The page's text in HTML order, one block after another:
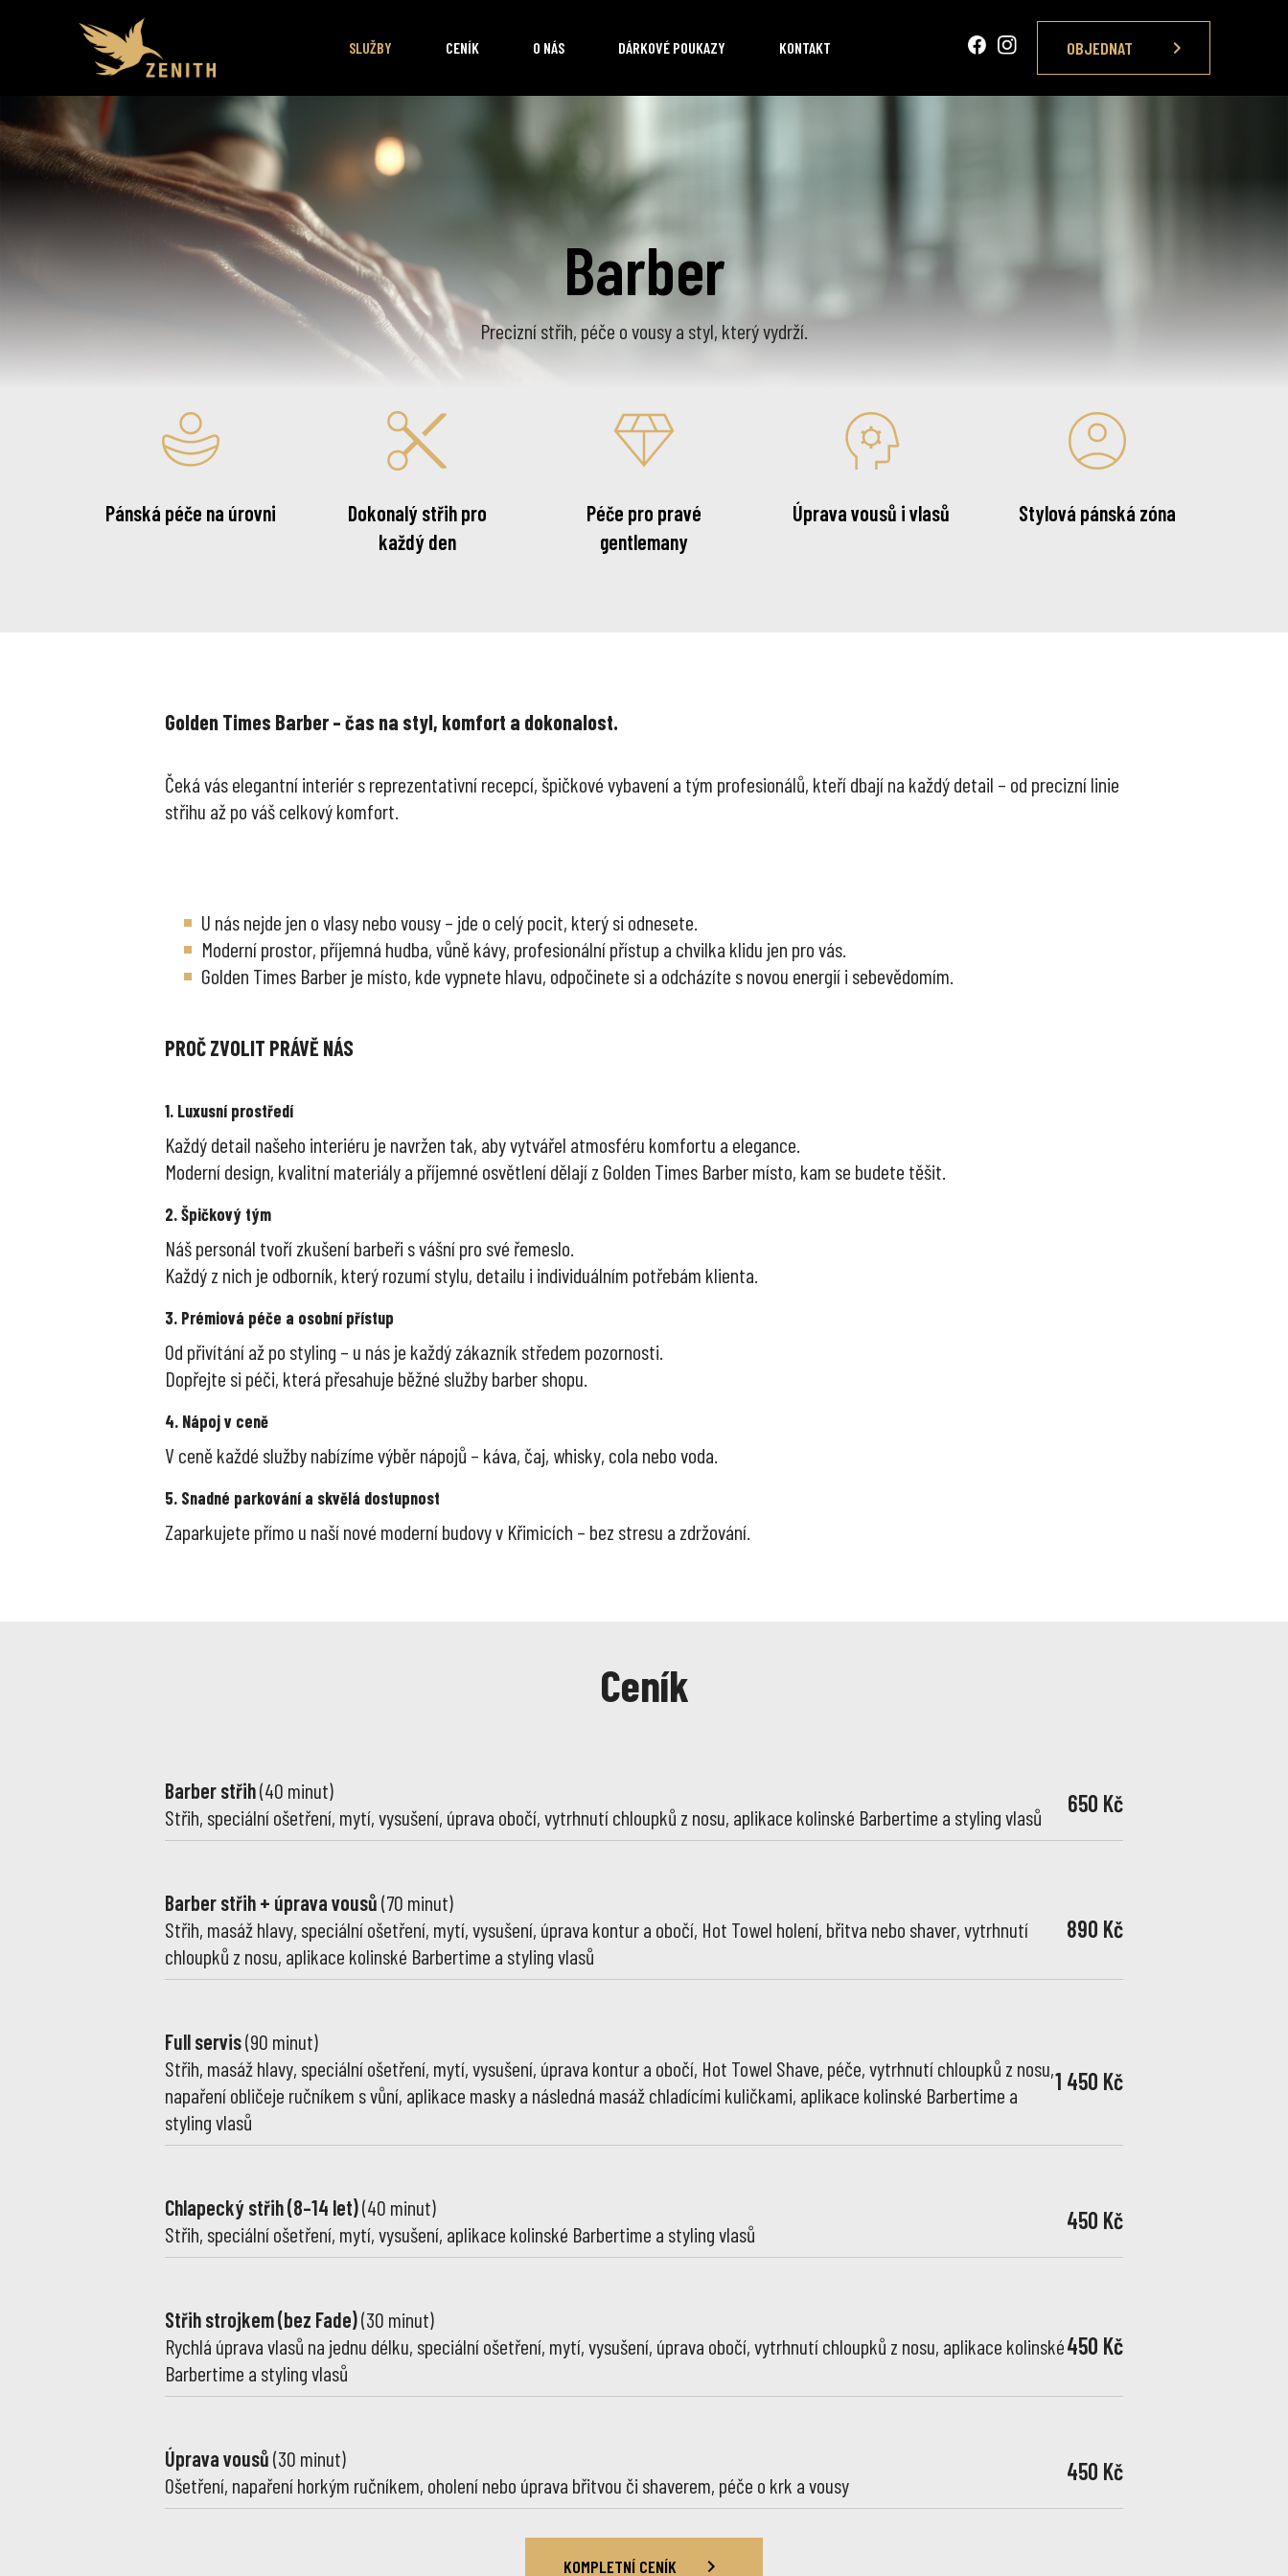
OBJEDNAT
SLUŽBY CENÍK O NÁS DÁRKOVÉ POUKAZY KONTAKT
Barber
Precizní střih, péče o vousy a styl, který vydrží.
Pánská péče na úrovni
Dokonalý střih pro
každý den
Péče pro pravé
gentlemany
Úprava vousů i vlasů Stylová pánská zóna
Golden Times Barber – čas na styl, komfort a dokonalost.
Čeká vás elegantní interiér s reprezentativní recepcí, špičkové vybavení a tým profesionálů, kteří dbají na každý detail – od precizní linie
střihu až po váš celkový komfort.
U nás nejde jen o vlasy nebo vousy – jde o celý pocit, který si odnesete.
Moderní prostor, příjemná hudba, vůně kávy, profesionální přístup a chvilka klidu jen pro vás.
Golden Times Barber je místo, kde vypnete hlavu, odpočinete si a odcházíte s novou energií i sebevědomím.
PROČ ZVOLIT PRÁVĚ NÁS
1. Luxusní prostředí
Každý detail našeho interiéru je navržen tak, aby vytvářel atmosféru komfortu a elegance.
Moderní design, kvalitní materiály a příjemné osvětlení dělají z Golden Times Barber místo, kam se budete těšit.
2. Špičkový tým
Náš personál tvoří zkušení barbeři s vášní pro své řemeslo.
Každý z nich je odborník, který rozumí stylu, detailu i individuálním potřebám klienta.
3. Prémiová péče a osobní přístup
Od přivítání až po styling – u nás je každý zákazník středem pozornosti.
Dopřejte si péči, která přesahuje běžné služby barber shopu.
4. Nápoj v ceně
V ceně každé služby nabízíme výběr nápojů – káva, čaj, whisky, cola nebo voda.
5. Snadné parkování a skvělá dostupnost
Zaparkujete přímo u naší nové moderní budovy v Křimicích – bez stresu a zdržování.
Ceník
Barber střih(40 minut)
Střih, speciální ošetření, mytí, vysušení, úprava obočí, vytrhnutí chloupků z nosu, aplikace kolinské Barbertime a styling vlasů
650 Kč
Barber střih + úprava vousů(70 minut)
Střih, masáž hlavy, speciální ošetření, mytí, vysušení, úprava kontur a obočí, Hot Towel holení, břitva nebo shaver, vytrhnutí
chloupků z nosu, aplikace kolinské Barbertime a styling vlasů
890 Kč
Full servis(90 minut)
Střih, masáž hlavy, speciální ošetření, mytí, vysušení, úprava kontur a obočí, Hot Towel Shave, péče, vytrhnutí chloupků z nosu,
napaření obličeje ručníkem s vůní, aplikace masky a následná masáž chladícími kuličkami, aplikace kolinské Barbertime a
styling vlasů
1 450 Kč
Chlapecký střih (8–14 let)(40 minut)
Střih, speciální ošetření, mytí, vysušení, aplikace kolinské Barbertime a styling vlasů
450 Kč
Střih strojkem (bez Fade)(30 minut)
Rychlá úprava vlasů na jednu délku, speciální ošetření, mytí, vysušení, úprava obočí, vytrhnutí chloupků z nosu, aplikace kolinské
Barbertime a styling vlasů
450 Kč
Úprava vousů(30 minut)
Ošetření, napaření horkým ručníkem, oholení nebo úprava břitvou či shaverem, péče o krk a vousy
450 Kč
KOMPLETNÍ CENÍK